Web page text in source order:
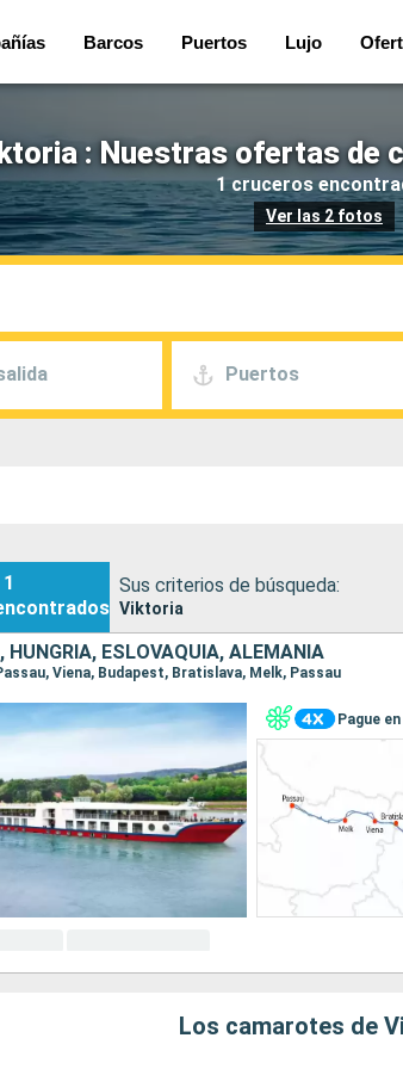
Barcos Puertos Lujo
: Nuestras ofertas de
1 cruceros
Ver las 2 fotos
Puertos
1
Sus criterios de búsqueda:
Viktoria
HUNGRÍA, ESLOVAQUIA, ALEMANIA
Viena, Budapest, Bratislava, Melk, Passau
Pague en
Los camarotes de